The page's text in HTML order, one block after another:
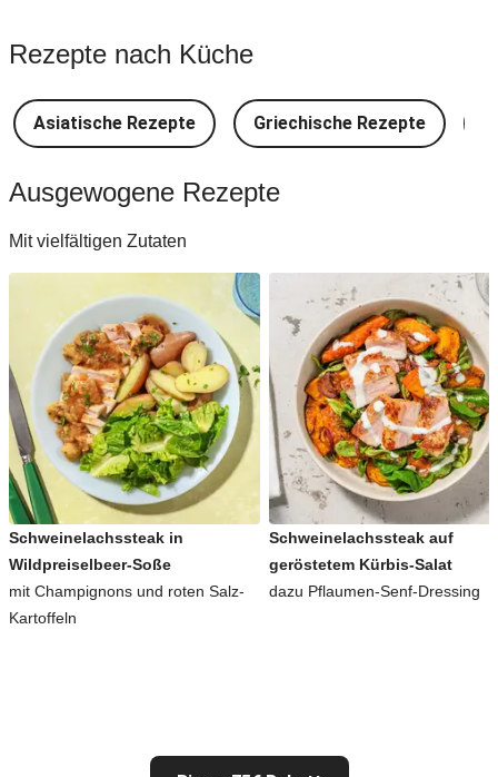
Rezepte nach Küche
Asiatische Rezepte Griechische Rezepte
Ausgewogene Rezepte
Mit vielfältigen Zutaten
Schweinelachssteak in
Wildpreiselbeer-Soße
mit Champignons und roten Salz-
Kartoffeln
Schweinelachssteak auf
geröstetem Kürbis-Salat
dazu Pflaumen-Senf-Dressing